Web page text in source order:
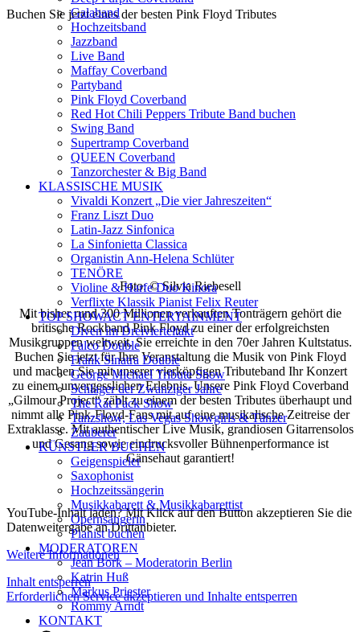
Galaband
Hochzeitsband
Jazzband
Live Band
Maffay Coverband
Partyband
Pink Floyd Coverband
Red Hot Chili Peppers Tribute Band buchen
Swing Band
Supertramp Coverband
QUEEN Coverband
Tanzorchester & Big Band
KLASSISCHE MUSIK
Vivaldi Konzert „Die vier Jahreszeiten“
Franz Liszt Duo
Latin-Jazz Sinfonica
La Sinfonietta Classica
Organistin Ann-Helena Schlüter
TENÖRE
Violine & Harfe Duo Kinora
Verflixte Klassik Pianist Felix Reuter
TOP SHOWACT ENTERTAINMENT
Diven im Dreivierteltakt
Falco Double
Frank Sinatra Double
George Michael Tribute Show
Schlager der Zwanziger Jahre
The Rat Pack Show
Tanzshow, Las Vegas Showgirls & Tänzer
Zauberer
KÜNSTLER BUCHEN
Geigenspieler
Saxophonist
Hochzeitssängerin
Musikkabarett & Musikkabarettist
Opernsängerin
Pianist buchen
MODERATOREN
Jean Bork – Moderatorin Berlin
Katrin Huß
Markus Priester
Rommy Arndt
KONTAKT
Buchen Sie jetzt eines der besten Pink Floyd Tributes
Foto: © Silvia Riebesell
Mit bisher rund 300 Millionen verkauften Tonträgern gehört die
britische Rockband Pink Floyd zu einer der erfolgreichsten
Musikgruppen weltweit. Sie erreichte in den 70er Jahren Kultstatus.
Buchen Sie jetzt für Ihre Veranstaltung die Musik von Pink Floyd
und machen Sie mit unserer vierköpfigen Tributeband Ihr Konzert
zu einem unvergesslichen Erlebnis. Unsere Pink Floyd Coverband
„Gilmour Project“ zählt zu einem der besten Tributes überhaupt und
nimmt alle Pink-Floyd-Fans mit auf eine musikalische Zeitreise der
Extraklasse. Mit authentischer Live Musik, grandiosen Gitarrensolos
und Gesang sowie eindrucksvoller Bühnenperformance ist
Gänsehaut garantiert!
YouTube-Inhalt laden? Mit Klick auf den Button akzeptieren Sie die
Datenweitergabe an Drittanbieter.
Weitere Informationen
Inhalt entsperren
Erforderlichen Service akzeptieren und Inhalte entsperren
Jetzt "Gilmour-Project" buchen - für die epischen Klänge des Pink